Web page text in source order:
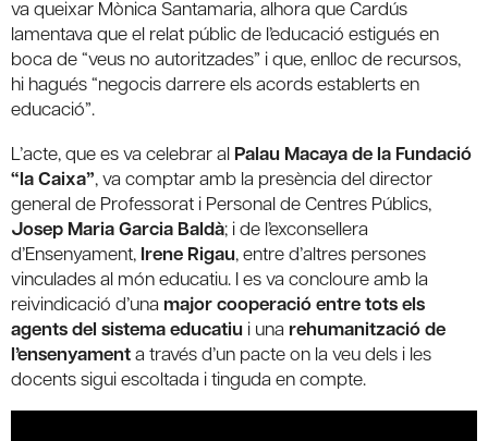
va queixar Mònica Santamaria, alhora que Cardús
lamentava que el relat públic de l’educació estigués en
boca de “veus no autoritzades” i que, enlloc de recursos,
hi hagués “negocis darrere els acords establerts en
educació”.
L’acte, que es va celebrar al Palau Macaya de la Fundació
“la Caixa”, va comptar amb la presència del director
general de Professorat i Personal de Centres Públics,
Josep Maria Garcia Baldà; i de l’exconsellera
d’Ensenyament, Irene Rigau, entre d’altres persones
vinculades al món educatiu. I es va concloure amb la
reivindicació d’una major cooperació entre tots els
agents del sistema educatiu i una rehumanització de
l’ensenyamenta través d’un pacte on la veu dels i les
docents sigui escoltada i tinguda en compte.